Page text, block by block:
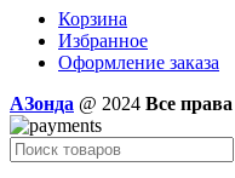
Корзина
Избранное
Оформление заказа
AЗонда @ 2024 Все